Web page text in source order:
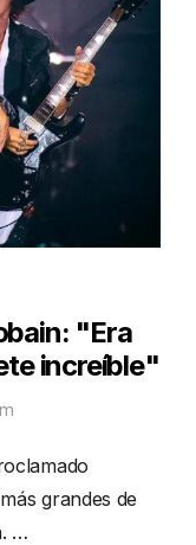
"Era
increíble"
grandes de
…